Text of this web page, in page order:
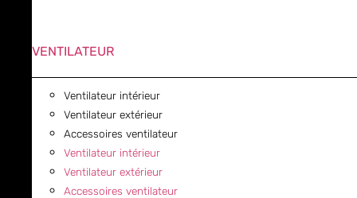
VENTILATEUR
Ventilateur intérieur
Ventilateur extérieur
Accessoires ventilateur
Ventilateur intérieur
Ventilateur extérieur
Accessoires ventilateur